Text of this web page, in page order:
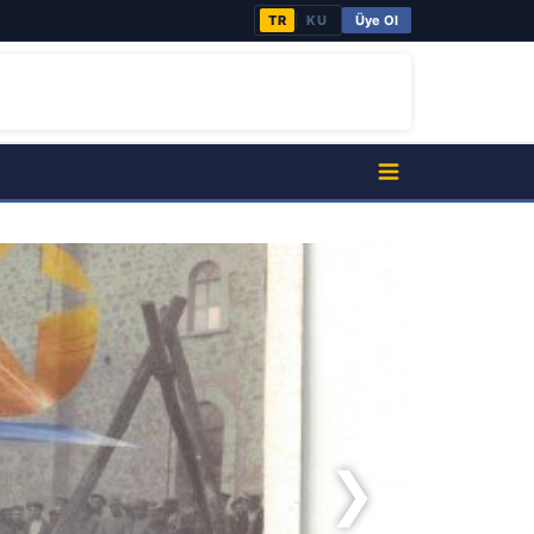
TR KU Üye Ol
❯